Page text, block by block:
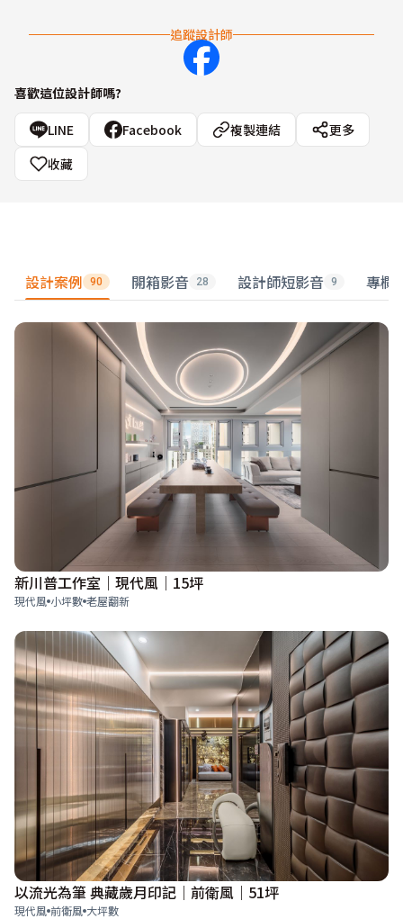
追蹤設計師
喜歡這位設計師嗎?
LINE Facebook 複製連結
更多
收藏
設計案例 90 開箱影音 28 設計師短影音 9 專欄
新川普工作室｜現代風｜15坪
現代風 小坪數 老屋翻新
以流光為筆 典藏歲月印記｜前衛風｜51坪
現代風 前衛風 大坪數